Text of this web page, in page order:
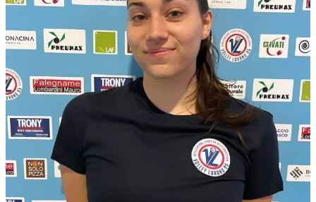
ACCEDI